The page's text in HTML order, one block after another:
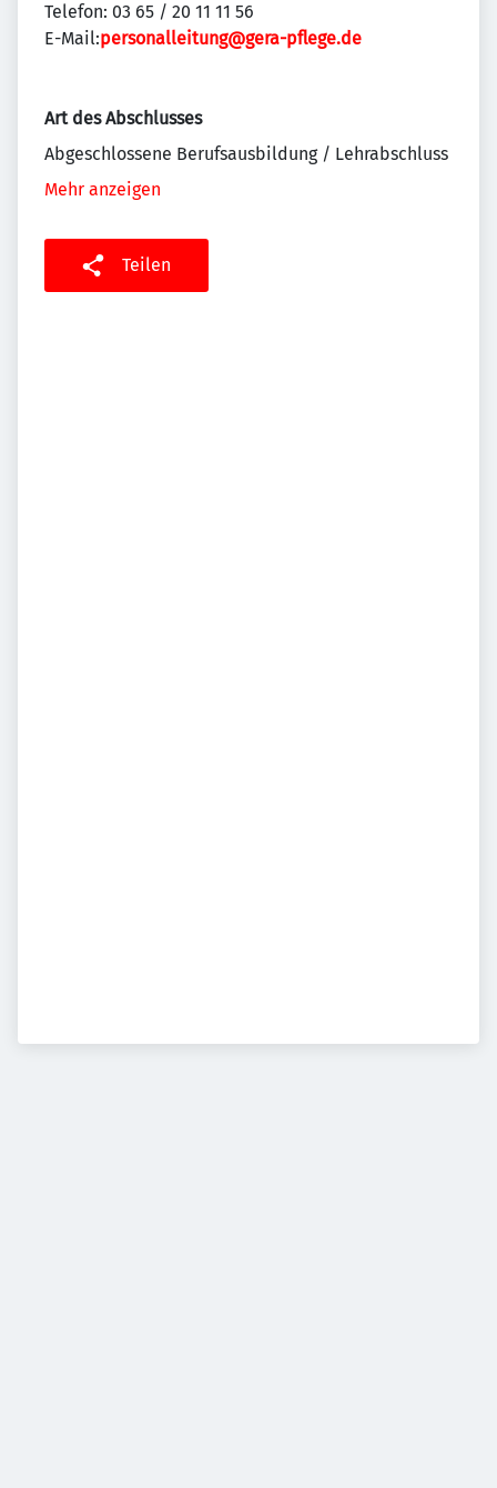
Telefon: 03 65 / 20 11 11 56
E-Mail:personalleitung@gera-pflege.de
Art des Abschlusses
Abgeschlossene Berufsausbildung / Lehrabschluss
Mehr anzeigen
Teilen